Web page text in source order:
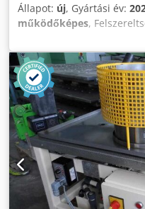
Állapot: új, Gyártási év:
működőképes,
Autószőnyegmosó gép
Márka NMTEH Típus
1 év Feszültség 220
Lettország Kábel típusa
Termék súlya ~200 kg
különbség más
beágyazott műanyagokat
szőnyegeket Tisztítja a
magas szélekig Vastag
univerzális és sokáig
nélkül Víztisztítással
Vízcsatlakozás 3/4